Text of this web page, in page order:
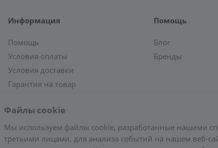
Информация
Помощь
Условия оплаты
Условия доставки
Гарантия на товар
Помощь
Блог
Бренды
Файлы cookie
Мы используем файлы cookie, разработанные нашими
третьими лицами, для анализа событий на нашем веб-